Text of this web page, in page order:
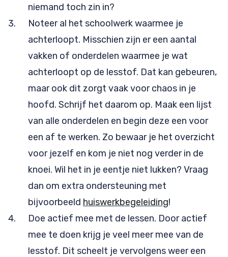
niemand toch zin in?
Noteer al het schoolwerk waarmee je
achterloopt. Misschien zijn er een aantal
vakken of onderdelen waarmee je wat
achterloopt op de lesstof. Dat kan gebeuren,
maar ook dit zorgt vaak voor chaos in je
hoofd. Schrijf het daarom op. Maak een lijst
van alle onderdelen en begin deze een voor
een af te werken. Zo bewaar je het overzicht
voor jezelf en kom je niet nog verder in de
knoei. Wil het in je eentje niet lukken? Vraag
dan om extra ondersteuning met
bijvoorbeeld huiswerkbegeleiding!
Doe actief mee met de lessen. Door actief
mee te doen krijg je veel meer mee van de
lesstof. Dit scheelt je vervolgens weer een